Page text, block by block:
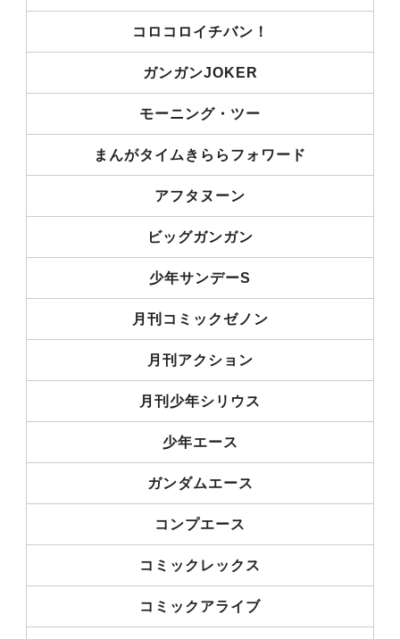
コロコロイチバン！
ガンガンJOKER
モーニング・ツー
まんがタイムきららフォワード
アフタヌーン
ビッグガンガン
少年サンデーS
月刊コミックゼノン
月刊アクション
月刊少年シリウス
少年エース
ガンダムエース
コンプエース
コミックレックス
コミックアライブ